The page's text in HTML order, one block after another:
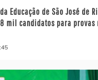
Educação de São José de
mil candidatos para provas